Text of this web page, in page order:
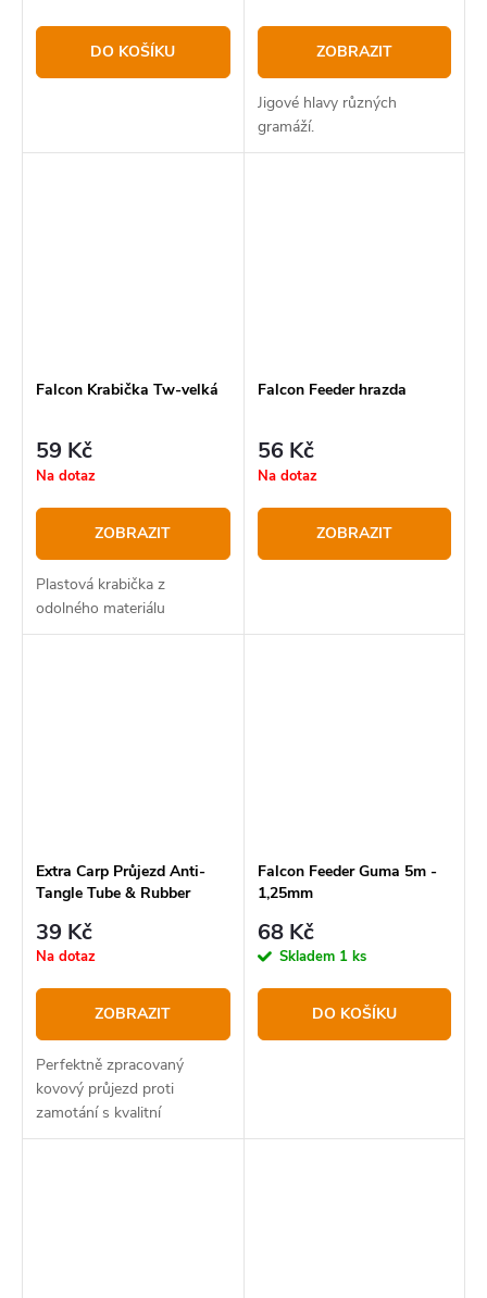
DO KOŠÍKU ZOBRAZIT
Jigové hlavy různých
gramáží.
Falcon Krabička Tw-velká
59 Kč
Na dotaz
ZOBRAZIT
Plastová krabička z
odolného materiálu
Falcon Feeder hrazda
56 Kč
Na dotaz
ZOBRAZIT
Extra Carp Průjezd Anti-
Tangle Tube & Rubber
39 Kč
Na dotaz
ZOBRAZIT
Perfektně zpracovaný
kovový průjezd proti
zamotání s kvalitní
pevnostní karabinkou pro
Falcon Feeder Guma 5m -
1,25mm
68 Kč
Skladem 1 ks
DO KOŠÍKU